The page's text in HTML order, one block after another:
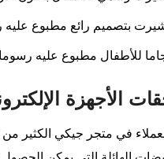
بتصميم رائع مطبوع
للأطفال مطبوع عليه
الأجهزة
في متجر جيكي الكثير